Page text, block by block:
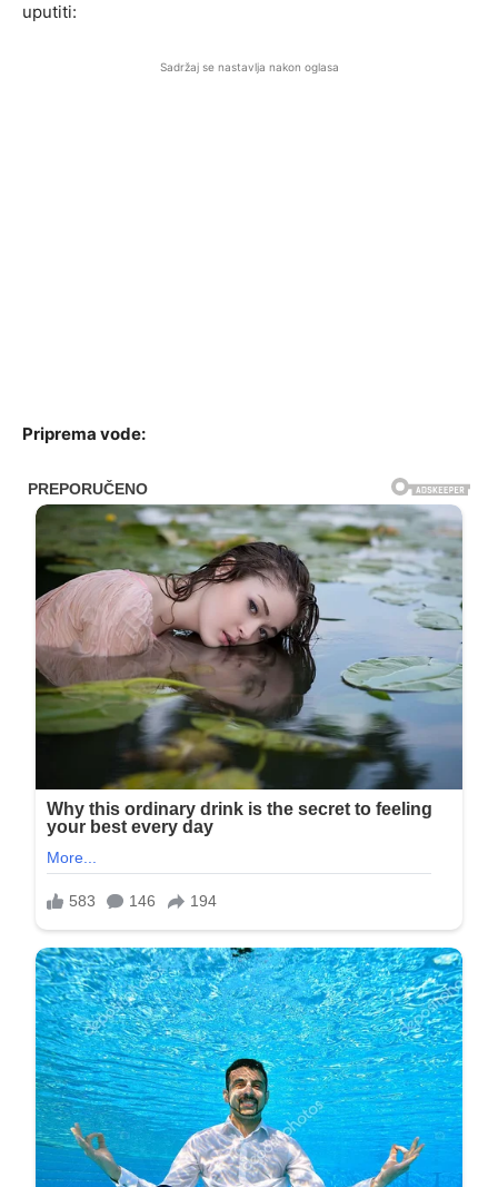
uputiti:
Sadržaj se nastavlja nakon oglasa
Priprema vode: